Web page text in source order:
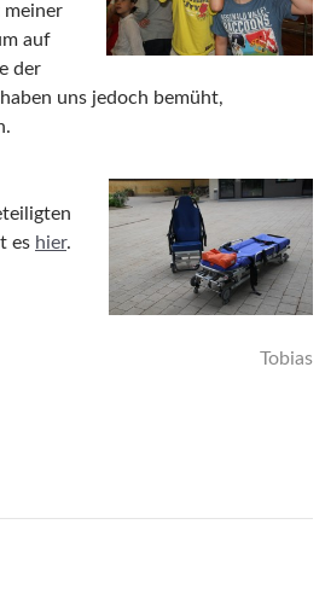
meiner
auf
der
uns jedoch bemüht,
es hier.
Tobias